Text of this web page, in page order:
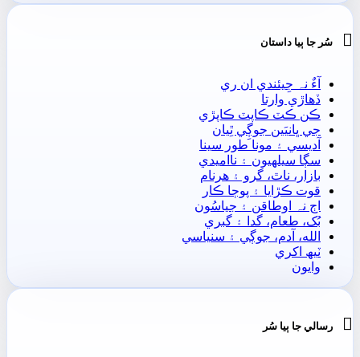
 سُر جا ٻيا داستان
آءٌ نہ جِيئندي ان ري
ڏھاڙي وارتا
ڪن ڪٽ ڪاپٽ ڪاپڙي
جي ڀانيَين جوڳِي ٿِيان
آديسي ۽ مونا طور سينا
سڳا سيلهيون ۽ نااميدي
بازار، ناٿ، گرو ۽ ھرنام
قوت ڪڙايا ۽ پوڄا ڪار
اڄ نہ اوطاقن ۽ جياسُون
بُک، طعام، گدا ۽ گبري
الله، آدم، جوڳي ۽ سنياسي
ٽيھ اکري
وايون
 رسالي جا ٻيا سُر